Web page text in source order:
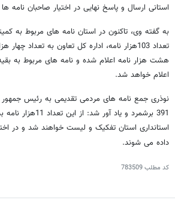
استانی ارسال و پاسخ نهایی در اختیار صاحبان نامه
به گفته وی، تاکنون در استان نامه های مربوط به
تعداد 103هزار نامه، اداره کل تعاون به تعداد
هشت هزار نامه اعلام شده و نامه های مربوط به بقیه
اعلام خواهد شد.
391 برشمرد و یاد آور
استانداری استان تفکیک و لیست خواهند شد و در
داده می شوند.
کد مطلب783509